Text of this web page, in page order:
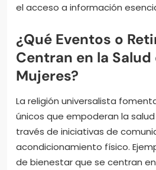
el acceso a información
¿Qué Eventos o
Centran en la Salud
Mujeres?
La religión universalista
únicos que empoderan la
través de iniciativas de
acondicionamiento físico.
de bienestar que se centran